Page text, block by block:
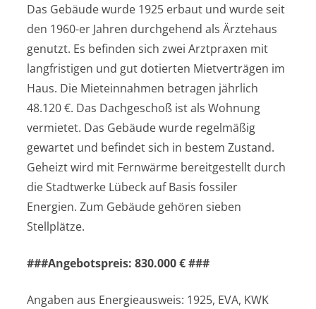
Das Gebäude wurde 1925 erbaut und wurde seit
den 1960-er Jahren durchgehend als Ärztehaus
genutzt. Es befinden sich zwei Arztpraxen mit
langfristigen und gut dotierten Mietverträgen im
Haus. Die Mieteinnahmen betragen jährlich
48.120 €. Das Dachgeschoß ist als Wohnung
vermietet. Das Gebäude wurde regelmäßig
gewartet und befindet sich in bestem Zustand.
Geheizt wird mit Fernwärme bereitgestellt durch
die Stadtwerke Lübeck auf Basis fossiler
Energien. Zum Gebäude gehören sieben
Stellplätze.
###Angebotspreis: 830.000 € ###
Angaben aus Energieausweis: 1925, EVA, KWK